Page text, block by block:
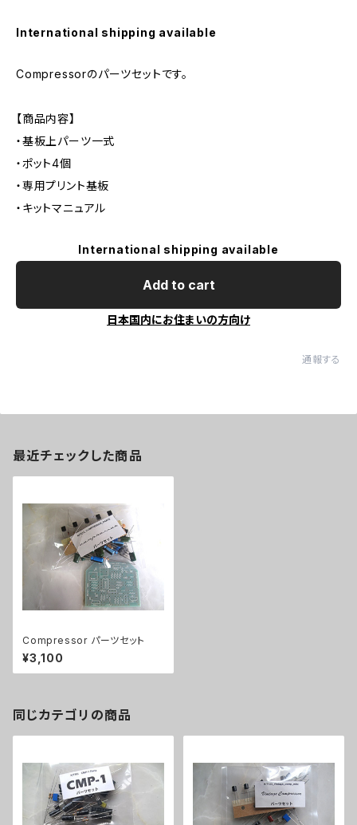
International shipping available
Compressorのパーツセットです。
【商品内容】
・基板上パーツ一式
・ポット4個
・専用プリント基板
・キットマニュアル
International shipping available
Add to cart
日本国内にお住まいの方向け
通報する
最近チェックした商品
Compressor パーツセット
¥3,100
同じカテゴリの商品